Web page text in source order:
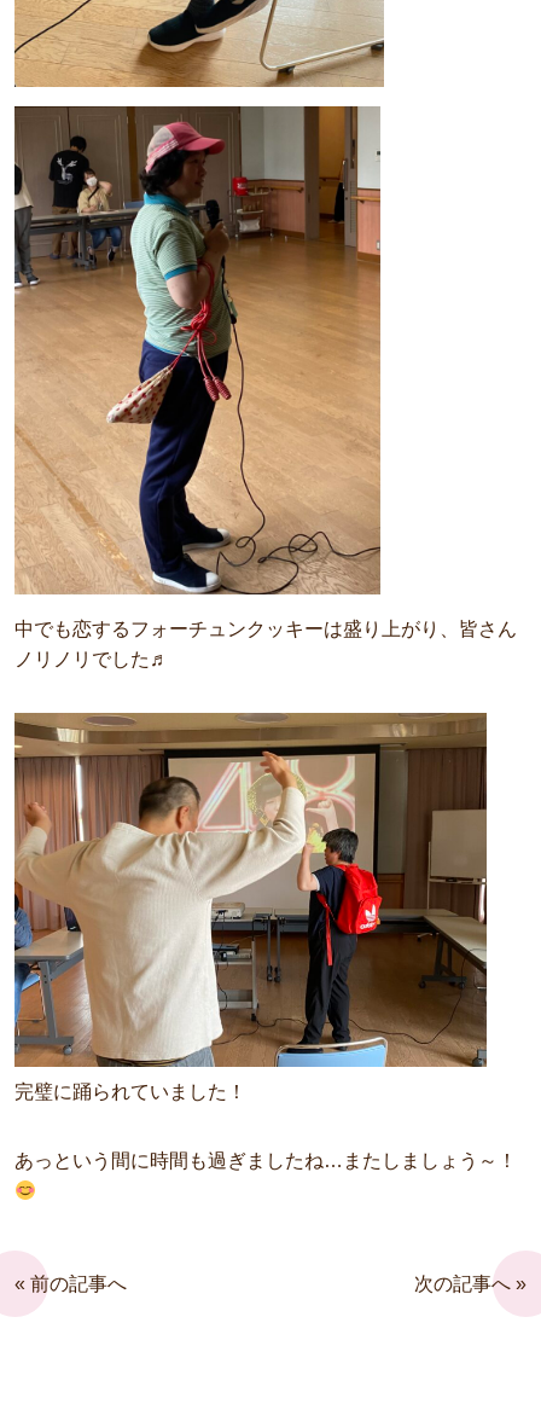
中でも恋するフォーチュンクッキーは盛り上がり、皆さん
ノリノリでした♬
完璧に踊られていました！
あっという間に時間も過ぎましたね…またしましょう～！
« 前の記事へ 次の記事へ »